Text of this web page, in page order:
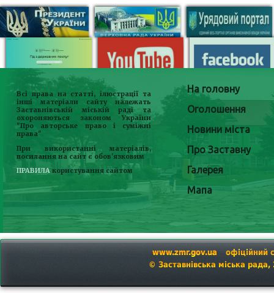
Всі права на статті, ілюстрації та
інші матеріали сайту належать
Заставнівській міській раді та
охороняються законом України
"Про авторське право і суміжні
права"
При використанні матеріалів,
посилання на сайт є обов'язковим
ПРАВИЛА користування сайтом
На головну
Оголошення
Новини міста
Про Заставну
Галерея
Мапа
www.zmr.gov.ua
офіційний
© Заставнівська міська рада,